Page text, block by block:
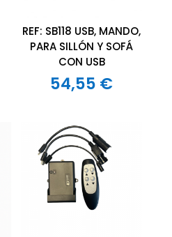
REF: SB118 USB, MANDO,
PARA SILLÓN Y SOFÁ
CON USB
54,55 €